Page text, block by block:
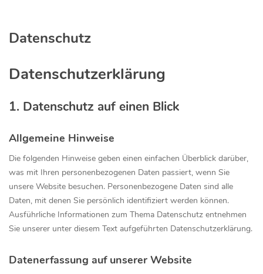
Datenschutz
Datenschutzerklärung
1. Datenschutz auf einen Blick
Allgemeine Hinweise
Die folgenden Hinweise geben einen einfachen Überblick darüber,
was mit Ihren personenbezogenen Daten passiert, wenn Sie
unsere Website besuchen. Personenbezogene Daten sind alle
Daten, mit denen Sie persönlich identifiziert werden können.
Ausführliche Informationen zum Thema Datenschutz entnehmen
Sie unserer unter diesem Text aufgeführten Datenschutzerklärung.
Datenerfassung auf unserer Website